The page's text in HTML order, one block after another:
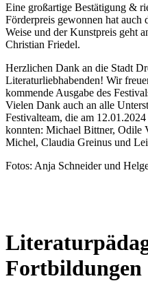
Eine großartige Bestätigung &
Förderpreis gewonnen hat
Weise und der Kunstpreis geht
Christian Friedel.
Herzlichen Dank an die Stadt
Literaturliebhabenden! Wir
kommende Ausgabe des
Vielen Dank auch an alle
Festivalteam, die am
konnten: Michael Bittner, Odile
Michel, Claudia Greinus und
Fotos: Anja Schneider und
Fortbildungen